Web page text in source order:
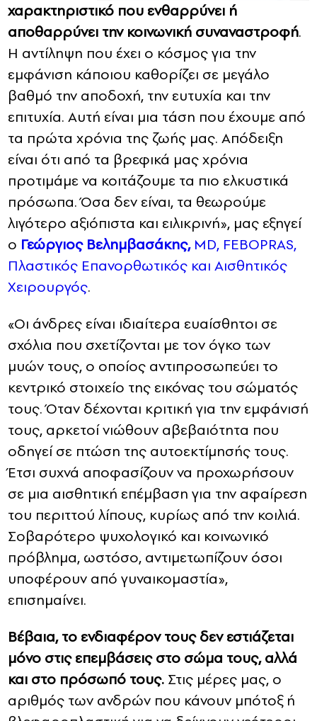
χαρακτηριστικό που ενθαρρύνει ή
αποθαρρύνει την κοινωνική συναναστροφή.
Η αντίληψη που έχει ο κόσμος για την
εμφάνιση κάποιου καθορίζει σε μεγάλο
βαθμό την αποδοχή, την ευτυχία και την
επιτυχία. Αυτή είναι μια τάση που έχουμε από
τα πρώτα χρόνια της ζωής μας. Απόδειξη
είναι ότι από τα βρεφικά μας χρόνια
προτιμάμε να κοιτάζουμε τα πιο ελκυστικά
πρόσωπα. Όσα δεν είναι, τα θεωρούμε
λιγότερο αξιόπιστα και ειλικρινή», μας εξηγεί
ο Γεώργιος Βελημβασάκης,MD, FEBOPRAS,
Πλαστικός Επανορθωτικός και Αισθητικός
Χειρουργός.
«Οι άνδρες είναι ιδιαίτερα ευαίσθητοι σε
σχόλια που σχετίζονται με τον όγκο των
μυών τους, ο οποίος αντιπροσωπεύει το
κεντρικό στοιχείο της εικόνας του σώματός
τους. Όταν δέχονται κριτική για την εμφάνισή
τους, αρκετοί νιώθουν αβεβαιότητα που
οδηγεί σε πτώση της αυτοεκτίμησής τους.
Έτσι συχνά αποφασίζουν να προχωρήσουν
σε μια αισθητική επέμβαση για την αφαίρεση
του περιττού λίπους, κυρίως από την κοιλιά.
Σοβαρότερο ψυχολογικό και κοινωνικό
πρόβλημα, ωστόσο, αντιμετωπίζουν όσοι
υποφέρουν από γυναικομαστία»,
επισημαίνει.
Βέβαια, το ενδιαφέρον τους δεν εστιάζεται
μόνο στις επεμβάσεις στο σώμα τους, αλλά
και στο πρόσωπό τους. Στις μέρες μας, ο
αριθμός των ανδρών που κάνουν μπότοξ ή